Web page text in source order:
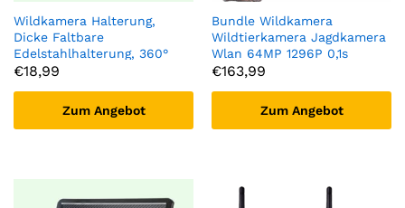
Wildkamera Halterung,
Dicke Faltbare
Edelstahlhalterung, 360°
verstellbar,
Nachtangel-Lichter
€18,99
Zum Angebot
Bundle Wildkamera
Wildtierkamera Jagdkamera
Wlan 64MP 1296P 0,1s
Auslöserzeit
8000mAh 12V/9V/6V |
A280W Grau
€163,99
Zum Angebot